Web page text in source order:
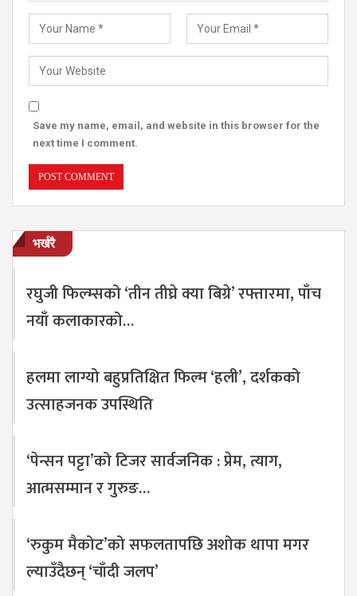
Save my name, email, and website in this browser for the
next time I comment.
भर्खरै
रघुजी फिल्म्सको ‘तीन तीघ्रे क्या बिग्रे’ रफ्तारमा, पाँच
नयाँ कलाकारको…
हलमा लाग्यो बहुप्रतिक्षित फिल्म ‘हली’, दर्शकको
उत्साहजनक उपस्थिति
‘पेन्सन पट्टा’को टिजर सार्वजनिक : प्रेम, त्याग,
आत्मसम्मान र गुरुङ…
‘रुकुम मैकोट’को सफलतापछि अशोक थापा मगर
ल्याउँदैछन् ‘चाँदी जलप’